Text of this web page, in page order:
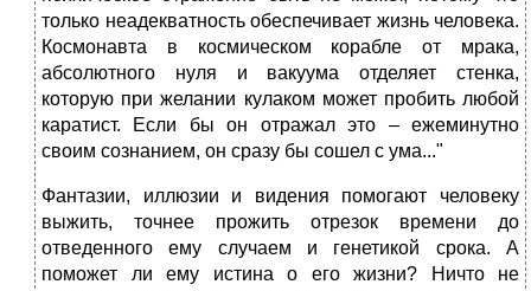
только неадекватность обеспечивает жизнь человека.
Космонавта в космическом корабле от мрака,
абсолютного нуля и вакуума отделяет стенка,
которую при желании кулаком может пробить любой
каратист. Если бы он отражал это – ежеминутно
своим сознанием, он сразу бы сошел с ума..."
Фантазии, иллюзии и видения помогают человеку
выжить, точнее прожить отрезок времени до
отведенного ему случаем и генетикой срока. А
поможет ли ему истина о его жизни? Ничто не